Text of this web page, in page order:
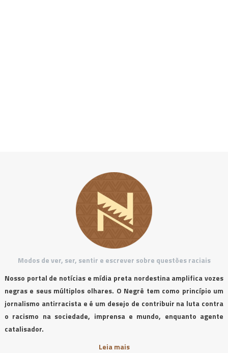
Modos de ver, ser, sentir e escrever sobre questões raciais
Nosso portal de notícias e mídia preta nordestina amplifica vozes
negras e seus múltiplos olhares. O Negrê tem como princípio um
jornalismo antirracista e é um desejo de contribuir na luta contra
o racismo na sociedade, imprensa e mundo, enquanto agente
catalisador.
Leia mais